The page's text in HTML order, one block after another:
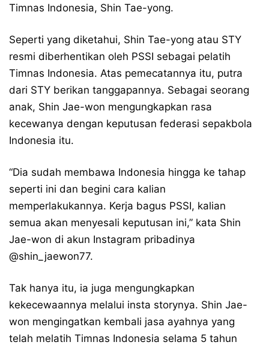
Timnas Indonesia, Shin Tae-yong.
Seperti yang diketahui, Shin Tae-yong atau STY
resmi diberhentikan oleh PSSI sebagai pelatih
Timnas Indonesia. Atas pemecatannya itu, putra
dari STY berikan tanggapannya. Sebagai seorang
anak, Shin Jae-won mengungkapkan rasa
kecewanya dengan keputusan federasi sepakbola
Indonesia itu.
“Dia sudah membawa Indonesia hingga ke tahap
seperti ini dan begini cara kalian
memperlakukannya. Kerja bagus PSSI, kalian
semua akan menyesali keputusan ini,” kata Shin
Jae-won di akun Instagram pribadinya
@shin_jaewon77.
Tak hanya itu, ia juga mengungkapkan
kekecewaannya melalui insta storynya. Shin Jae-
won mengingatkan kembali jasa ayahnya yang
telah melatih Timnas Indonesia selama 5 tahun